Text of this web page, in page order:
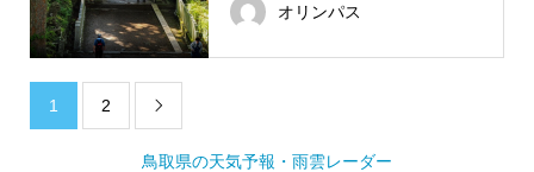
オリンパス
1 2 
鳥取県の天気予報・雨雲レーダー